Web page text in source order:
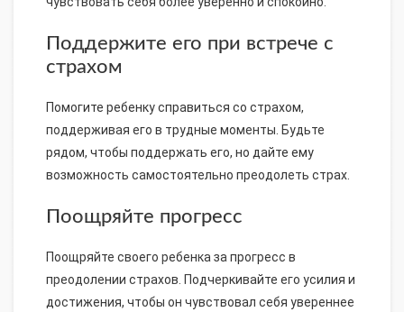
Поддержите его при встрече с
страхом
Помогите ребенку справиться со страхом,
поддерживая его в трудные моменты. Будьте
рядом, чтобы поддержать его, но дайте ему
возможность самостоятельно преодолеть страх.
Поощряйте прогресс
Поощряйте своего ребенка за прогресс в
преодолении страхов. Подчеркивайте его усилия и
достижения, чтобы он чувствовал себя увереннее